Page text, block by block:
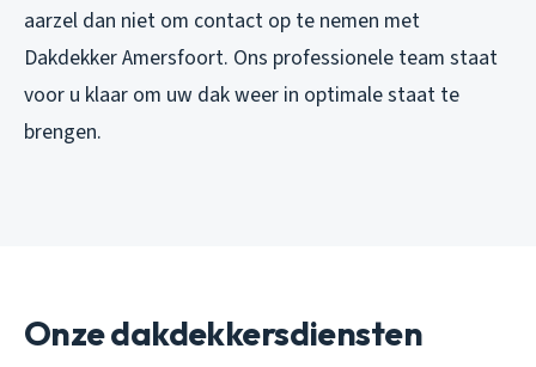
aarzel dan niet om contact op te nemen met
Dakdekker Amersfoort. Ons professionele team staat
voor u klaar om uw dak weer in optimale staat te
brengen.
Onze dakdekkersdiensten